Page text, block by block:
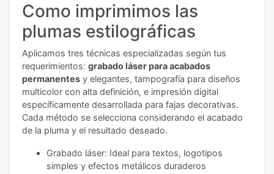
Como imprimimos las
plumas estilográficas
Aplicamos tres técnicas especializadas según tus
requerimientos: grabado láser para acabados
permanentes y elegantes, tampografía para diseños
multicolor con alta definición, e impresión digital
específicamente desarrollada para fajas decorativas.
Cada método se selecciona considerando el acabado
de la pluma y el resultado deseado.
Grabado láser: Ideal para textos, logotipos
simples y efectos metálicos duraderos